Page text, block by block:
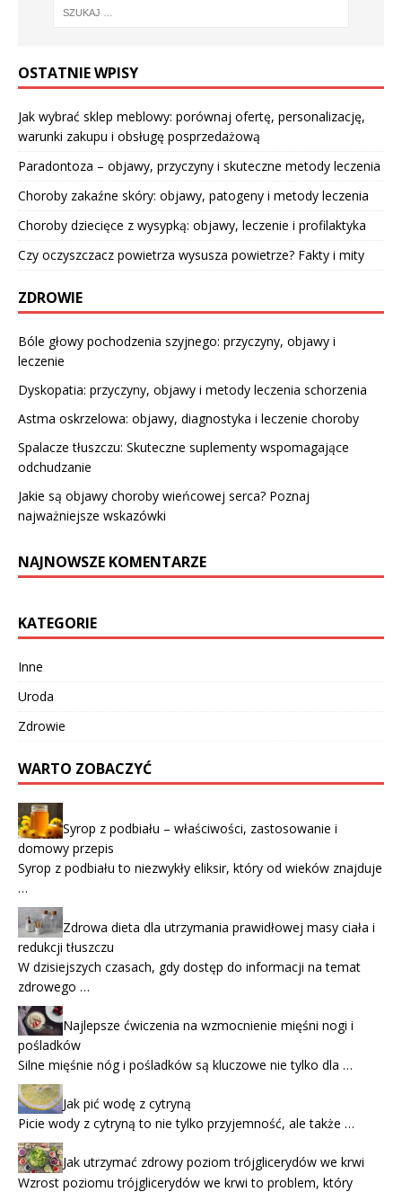
OSTATNIE WPISY
Jak wybrać sklep meblowy: porównaj ofertę, personalizację,
warunki zakupu i obsługę posprzedażową
Paradontoza – objawy, przyczyny i skuteczne metody leczenia
Choroby zakaźne skóry: objawy, patogeny i metody leczenia
Choroby dziecięce z wysypką: objawy, leczenie i profilaktyka
Czy oczyszczacz powietrza wysusza powietrze? Fakty i mity
ZDROWIE
Bóle głowy pochodzenia szyjnego: przyczyny, objawy i
leczenie
Dyskopatia: przyczyny, objawy i metody leczenia schorzenia
Astma oskrzelowa: objawy, diagnostyka i leczenie choroby
Spalacze tłuszczu: Skuteczne suplementy wspomagające
odchudzanie
Jakie są objawy choroby wieńcowej serca? Poznaj
najważniejsze wskazówki
NAJNOWSZE KOMENTARZE
KATEGORIE
Inne
Uroda
Zdrowie
WARTO ZOBACZYĆ
Syrop z podbiału – właściwości, zastosowanie i
domowy przepis
Syrop z podbiału to niezwykły eliksir, który od wieków znajduje
…
Zdrowa dieta dla utrzymania prawidłowej masy ciała i
redukcji tłuszczu
W dzisiejszych czasach, gdy dostęp do informacji na temat
zdrowego …
Najlepsze ćwiczenia na wzmocnienie mięśni nogi i
pośladków
Silne mięśnie nóg i pośladków są kluczowe nie tylko dla …
Jak pić wodę z cytryną
Picie wody z cytryną to nie tylko przyjemność, ale także …
Jak utrzymać zdrowy poziom trójglicerydów we krwi
Wzrost poziomu trójglicerydów we krwi to problem, który